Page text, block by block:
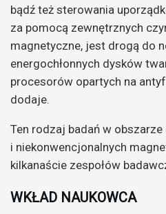
bądź też sterowania
za pomocą zewnętrznych
magnetyczne, jest drogą do
energochłonnych dysków
procesorów opartych na
dodaje.
Ten rodzaj badań w
i niekonwencjonalnych
kilkanaście zespołów
WKŁAD NAUKOWCA